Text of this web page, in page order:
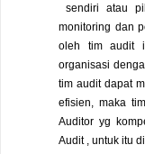
sendiri atau
monitoring dan
oleh tim audit
organisasi
tim audit dapat
efisien, maka
Auditor yg
Audit , untuk itu